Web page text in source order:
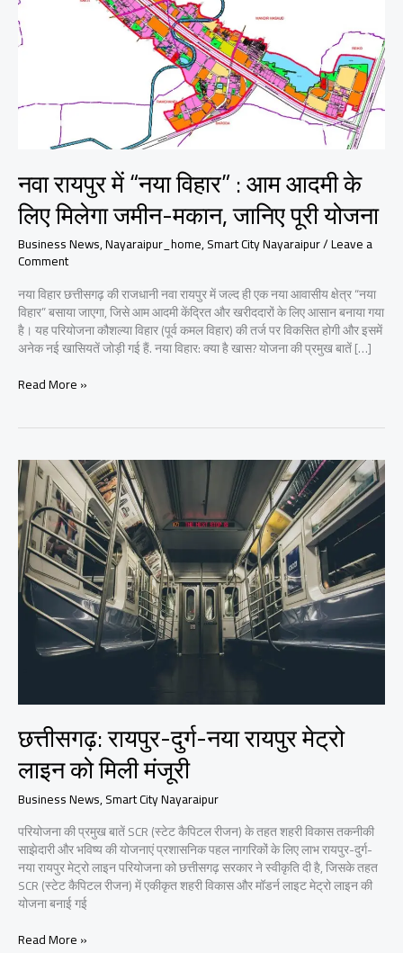
नवा रायपुर में “नया विहार” : आम आदमी के
लिए मिलेगा जमीन-मकान, जानिए पूरी योजना
Business News,Nayaraipur_home,Smart City Nayaraipur/Leave a
Comment
नया विहार छत्तीसगढ़ की राजधानी नवा रायपुर में जल्द ही एक नया आवासीय क्षेत्र “नया
विहार” बसाया जाएगा, जिसे आम आदमी केंद्रित और खरीददारों के लिए आसान बनाया गया
है। यह परियोजना कौशल्या विहार (पूर्व कमल विहार) की तर्ज पर विकसित होगी और इसमें
अनेक नई खासियतें जोड़ी गई हैं. नया विहार: क्या है खास? योजना की प्रमुख बातें […]
नवा
: आम
आदमी
के
लिए मिलेगा
जमीन-
मकान,
जानिए
पूरी
योजना
Read More »
छत्तीसगढ़: रायपुर-दुर्ग-नया रायपुर मेट्रो
लाइन को मिली मंजूरी
Business News,Smart City Nayaraipur
परियोजना की प्रमुख बातें SCR (स्टेट कैपिटल रीजन) के तहत शहरी विकास तकनीकी
साझेदारी और भविष्य की योजनाएं प्रशासनिक पहल नागरिकों के लिए लाभ रायपुर-दुर्ग-
नया रायपुर मेट्रो लाइन परियोजना को छत्तीसगढ़ सरकार ने स्वीकृति दी है, जिसके तहत
SCR (स्टेट कैपिटल रीजन) में एकीकृत शहरी विकास और मॉडर्न लाइट मेट्रो लाइन की
योजना बनाई गई
छत्तीसगढ़:
Read More »